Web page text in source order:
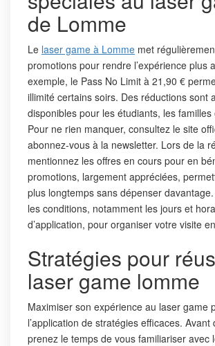
de Lomme
Le laser game à Lomme met
promotions pour rendre l’expérience plus
exemple, le Pass No Limit à 21,90 €
illimité certains soirs. Des réductions sont
disponibles pour les étudiants, les
Pour ne rien manquer, consultez le site
abonnez-vous à la newsletter. Lors de la
mentionnez les offres en cours pour en
promotions, largement appréciées,
plus longtemps sans dépenser
les conditions, notamment les jours et
d’application, pour organiser votre visite
Stratégies pour
laser game lomme
Maximiser son expérience au laser game
l’application de stratégies efficaces. Avant
prenez le temps de vous familiariser avec